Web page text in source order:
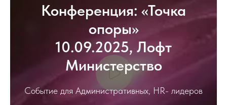
Конференция: «Точка
опоры»
10.09.2025, Лофт
Министерство
Событие для Административных, HR- лидеров